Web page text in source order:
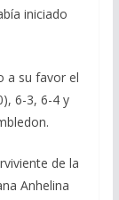
iniciado
a su favor el
6-3, 6-4 y
de la
Anhelina